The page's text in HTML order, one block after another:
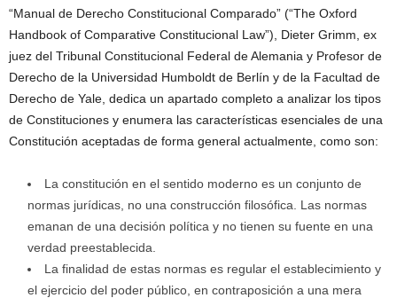
“Manual de Derecho Constitucional Comparado” (“The Oxford
Handbook of Comparative Constitucional Law”), Dieter Grimm, ex
juez del Tribunal Constitucional Federal de Alemania y Profesor de
Derecho de la Universidad Humboldt de Berlín y de la Facultad de
Derecho de Yale, dedica un apartado completo a analizar los tipos
de Constituciones y enumera las características esenciales de una
Constitución aceptadas de forma general actualmente, como son:
La constitución en el sentido moderno es un conjunto de
normas jurídicas, no una construcción filosófica. Las normas
emanan de una decisión política y no tienen su fuente en una
verdad preestablecida.
La finalidad de estas normas es regular el establecimiento y
el ejercicio del poder público, en contraposición a una mera